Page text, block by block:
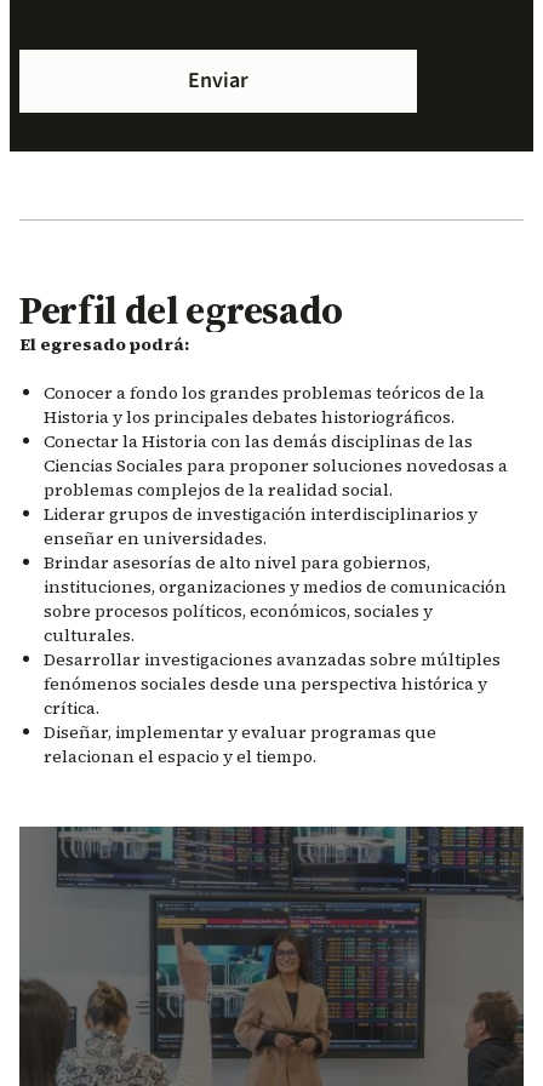
Perfil del egresado
El egresado podrá:
Conocer a fondo los grandes problemas teóricos de la
Historia y los principales debates historiográficos.
Conectar la Historia con las demás disciplinas de las
Ciencias Sociales para proponer soluciones novedosas a
problemas complejos de la realidad social.
Liderar grupos de investigación interdisciplinarios y
enseñar en universidades.
Brindar asesorías de alto nivel para gobiernos,
instituciones, organizaciones y medios de comunicación
sobre procesos políticos, económicos, sociales y
culturales.
Desarrollar investigaciones avanzadas sobre múltiples
fenómenos sociales desde una perspectiva histórica y
crítica.
Diseñar, implementar y evaluar programas que
relacionan el espacio y el tiempo.